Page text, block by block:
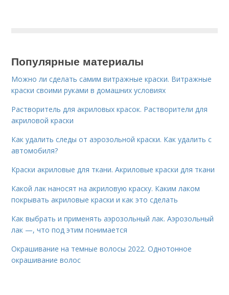
Популярные материалы
Можно ли сделать самим витражные краски. Витражные
краски своими руками в домашних условиях
Растворитель для акриловых красок. Растворители для
акриловой краски
Как удалить следы от аэрозольной краски. Как удалить с
автомобиля?
Краски акриловые для ткани. Акриловые краски для ткани
Какой лак наносят на акриловую краску. Каким лаком
покрывать акриловые краски и как это сделать
Как выбрать и применять аэрозольный лак. Аэрозольный
лак —, что под этим понимается
Окрашивание на темные волосы 2022. Однотонное
окрашивание волос